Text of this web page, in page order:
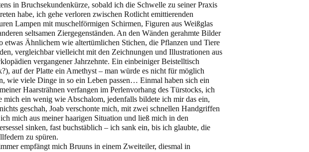
in Bruchsekundenkürze, sobald ich die Schwelle zu seiner Praxis
habe, ich gehe verloren zwischen Rotlicht emittierenden
Lampen mit muschelförmigen Schirmen, Figuren aus Weißglas
seltsamen Ziergegenständen. An den Wänden gerahmte Bilder
etwas Ähnlichem wie altertümlichen Stichen, die Pflanzen und Tiere
vergleichbar vielleicht mit den Zeichnungen und Illustrationen aus
vergangener Jahrzehnte. Ein einbeiniger Beistelltisch
auf der Platte ein Amethyst – man würde es nicht für möglich
wie viele Dinge in so ein Leben passen… Einmal haben sich ein
Haarsträhnen verfangen im Perlenvorhang des Türstocks, ich
mich ein wenig wie Abschalom, jedenfalls bildete ich mir das ein,
geschah, Joab verschonte mich, mit zwei schnellen Handgriffen
mich aus meiner haarigen Situation und ließ mich in den
sinken, fast buchstäblich – ich sank ein, bis ich glaubte, die
zu spüren.
empfängt mich Bruuns in einem Zweiteiler, diesmal in